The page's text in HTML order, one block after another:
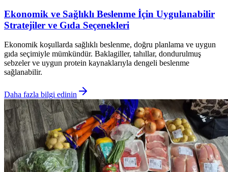
Ekonomik ve Sağlıklı Beslenme İçin Uygulanabilir
Stratejiler ve Gıda Seçenekleri
Ekonomik koşullarda sağlıklı beslenme, doğru planlama ve uygun
gıda seçimiyle mümkündür. Baklagiller, tahıllar, dondurulmuş
sebzeler ve uygun protein kaynaklarıyla dengeli beslenme
sağlanabilir.
Daha fazla bilgi edinin